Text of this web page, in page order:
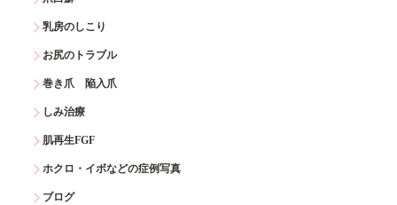
乳房のしこり
お尻のトラブル
巻き爪 陥入爪
しみ治療
肌再生FGF
ホクロ・イボなどの症例写真
ブログ